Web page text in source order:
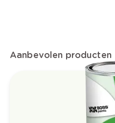
Aanbevolen producten